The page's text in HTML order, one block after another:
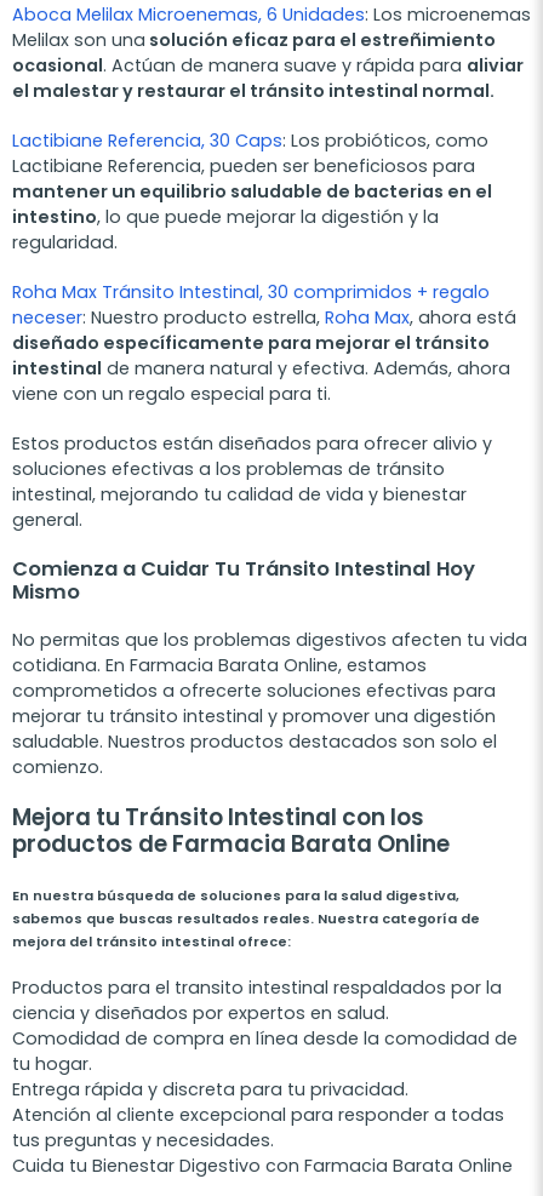
Aboca Melilax Microenemas, 6 Unidades: Los microenemas
Melilax son una solución eficaz para el estreñimiento
ocasional. Actúan de manera suave y rápida para aliviar
el malestar y restaurar el tránsito intestinal normal.
Lactibiane Referencia, 30 Caps: Los probióticos, como
Lactibiane Referencia, pueden ser beneficiosos para
mantener un equilibrio saludable de bacterias en el
intestino, lo que puede mejorar la digestión y la
regularidad.
Roha Max Tránsito Intestinal, 30 comprimidos + regalo
neceser: Nuestro producto estrella, Roha Max, ahora está
diseñado específicamente para mejorar el tránsito
intestinal de manera natural y efectiva. Además, ahora
viene con un regalo especial para ti.
Estos productos están diseñados para ofrecer alivio y
soluciones efectivas a los problemas de tránsito
intestinal, mejorando tu calidad de vida y bienestar
general.
Comienza a Cuidar Tu Tránsito Intestinal Hoy
Mismo
No permitas que los problemas digestivos afecten tu vida
cotidiana. En Farmacia Barata Online, estamos
comprometidos a ofrecerte soluciones efectivas para
mejorar tu tránsito intestinal y promover una digestión
saludable. Nuestros productos destacados son solo el
comienzo.
Mejora tu Tránsito Intestinal con los
productos de Farmacia Barata Online
En nuestra búsqueda de soluciones para la salud digestiva,
sabemos que buscas resultados reales. Nuestra categoría de
mejora del tránsito intestinal ofrece:
Productos para el transito intestinal respaldados por la
ciencia y diseñados por expertos en salud.
Comodidad de compra en línea desde la comodidad de
tu hogar.
Entrega rápida y discreta para tu privacidad.
Atención al cliente excepcional para responder a todas
tus preguntas y necesidades.
Cuida tu Bienestar Digestivo con Farmacia Barata Online